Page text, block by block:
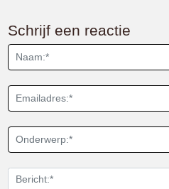
Schrijf een reactie